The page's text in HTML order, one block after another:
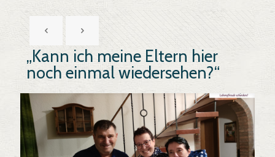
„Kann ich meine Eltern hier
noch einmal wiedersehen?“